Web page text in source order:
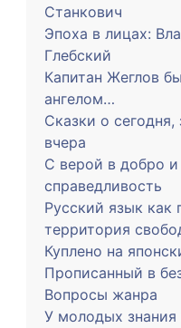
Станкович
Эпоха в лицах:
Глебский
Капитан Жеглов
ангелом…
Сказки о сегодня,
вчера
С верой в добро и
справедливость
Русский язык как
территория
Куплено на
Прописанный в
Вопросы жанра
У молодых знания